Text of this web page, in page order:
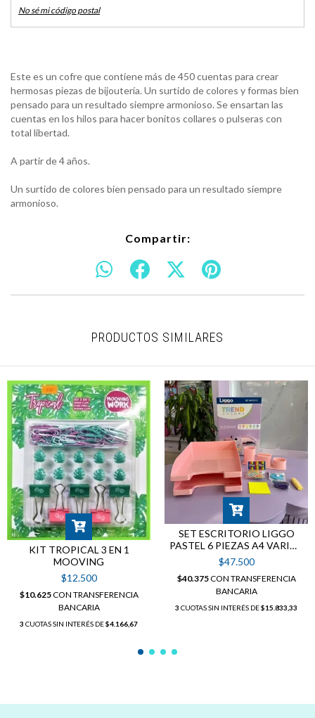
No sé mi código postal
Este es un cofre que contiene más de 450 cuentas para crear
hermosas piezas de bijoutería. Un surtido de colores y formas bien
pensado para un resultado siempre armonioso. Se ensartan las
cuentas en los hilos para hacer bonitos collares o pulseras con
total libertad.
A partir de 4 años.
Un surtido de colores bien pensado para un resultado siempre
armonioso.
Compartir:
PRODUCTOS SIMILARES
KIT TROPICAL 3 EN 1
MOOVING
$12.500
$10.625CON TRANSFERENCIA
BANCARIA
3 CUOTAS SIN INTERÉS DE$4.166,67
SET ESCRITORIO LIGGO
PASTEL 6 PIEZAS A4 VARIOS
COLORES
$47.500
$40.375CON TRANSFERENCIA
BANCARIA
3 CUOTAS SIN INTERÉS DE$15.833,33